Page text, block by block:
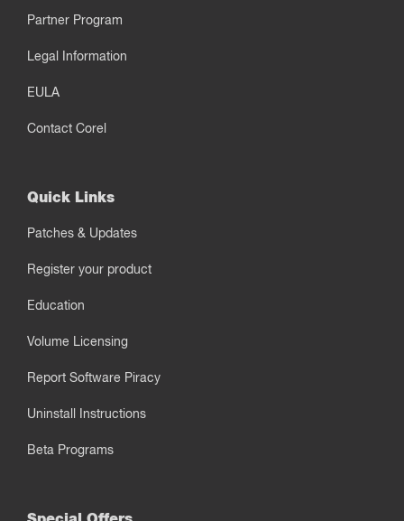
Partner Program
Legal Information
EULA
Contact Corel
Quick Links
Patches & Updates
Register your product
Education
Volume Licensing
Report Software Piracy
Uninstall Instructions
Beta Programs